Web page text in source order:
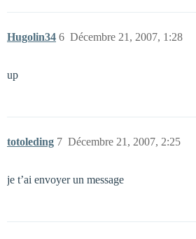
Hugolin34 Décembre 21, 2007, 1:28
6
up
totoleding Décembre 21, 2007, 2:25
7
je t’ai envoyer un message